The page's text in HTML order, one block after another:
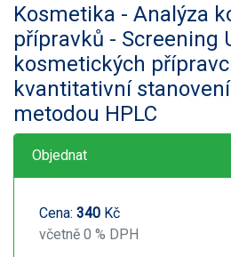
Kosmetika - Analýza
přípravků - Screening
kosmetických
kvantitativní
metodou HPLC
Objednat
Cena: 340 Kč
včetně 0 % DPH